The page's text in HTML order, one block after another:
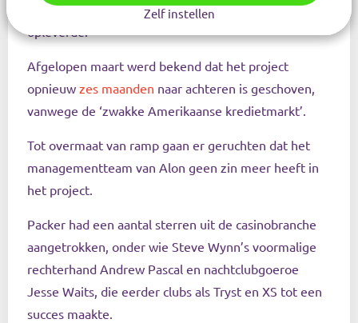
Zelf instellen
wat telkens een aantal maanden vertraging
opleverde.
Afgelopen maart werd bekend dat het project
opnieuw zes maanden naar achteren is geschoven,
vanwege de ‘zwakke Amerikaanse kredietmarkt’.
Tot overmaat van ramp gaan er geruchten dat het
managementteam van Alon geen zin meer heeft in
het project.
Packer had een aantal sterren uit de casinobranche
aangetrokken, onder wie Steve Wynn’s voormalige
rechterhand Andrew Pascal en nachtclubgoeroe
Jesse Waits, die eerder clubs als Tryst en XS tot een
succes maakte.